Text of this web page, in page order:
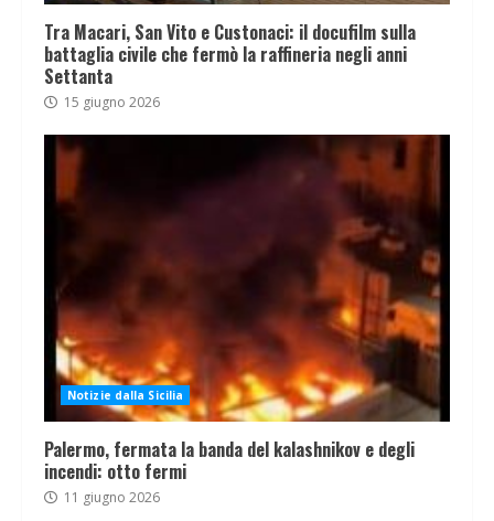
Tra Macari, San Vito e Custonaci: il docufilm sulla
battaglia civile che fermò la raffineria negli anni
Settanta
15 giugno 2026
Notizie dalla Sicilia
Palermo, fermata la banda del kalashnikov e degli
incendi: otto fermi
11 giugno 2026